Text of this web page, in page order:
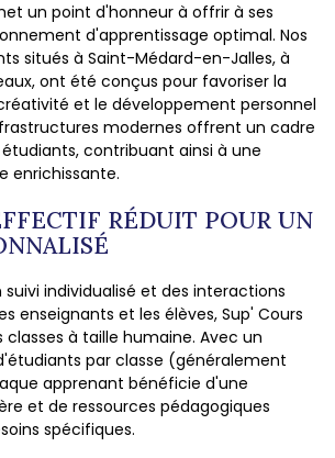
un point d'honneur à offrir à ses
d'apprentissage optimal. Nos
situés à Saint-Médard-en-Jalles, à
ont été conçus pour favoriser la
et le développement personnel
modernes offrent un cadre
contribuant ainsi à une
enrichissante.
RÉDUIT POUR UN
individualisé et des interactions
enseignants et les élèves, Sup' Cours
classes à taille humaine. Avec un
par classe (généralement
apprenant bénéficie d'une
et de ressources pédagogiques
spécifiques.